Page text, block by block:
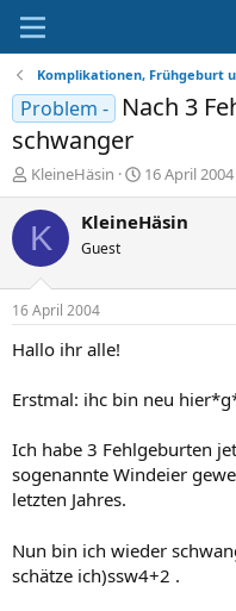
Komplikationen, Frühgeburt
Problem -
Nach 3
schwanger
E
r
s
e
r
KleineHäsin
E
r
s
t
16 April 2004
K KleineHäsin
Guest
16 April 2004
Hallo ihr alle!
Erstmal: ihc bin neu
Ich habe 3 Fehlgeburten
sogenannte Windeier
letzten Jahres.
Nun bin ich wieder
schätze ich)ssw4+2 .